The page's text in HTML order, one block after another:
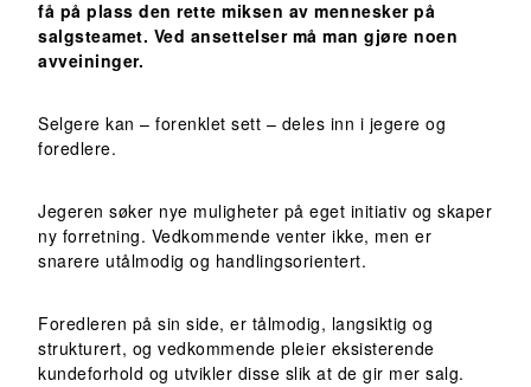
få på plass den rette miksen av mennesker på
salgsteamet. Ved ansettelser må man gjøre noen
avveininger.
Selgere kan – forenklet sett – deles inn i jegere og
foredlere.
Jegeren søker nye muligheter på eget initiativ og skaper
ny forretning. Vedkommende venter ikke, men er
snarere utålmodig og handlingsorientert.
Foredleren på sin side, er tålmodig, langsiktig og
strukturert, og vedkommende pleier eksisterende
kundeforhold og utvikler disse slik at de gir mer salg.